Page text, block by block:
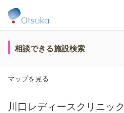
相談できる施設検索
マップを見る
川口レディースクリニック